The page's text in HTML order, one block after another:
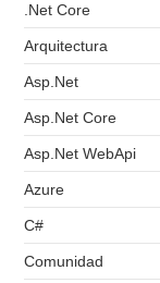
.Net Core
Arquitectura
Asp.Net
Asp.Net Core
Asp.Net WebApi
Azure
C#
Comunidad